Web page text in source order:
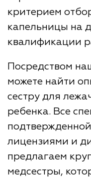
критерием
капельницы на
квалификации
Посредством
можете найти
сестру для
ребенка. Все
лицензиями и
предлагаем
медсестры,